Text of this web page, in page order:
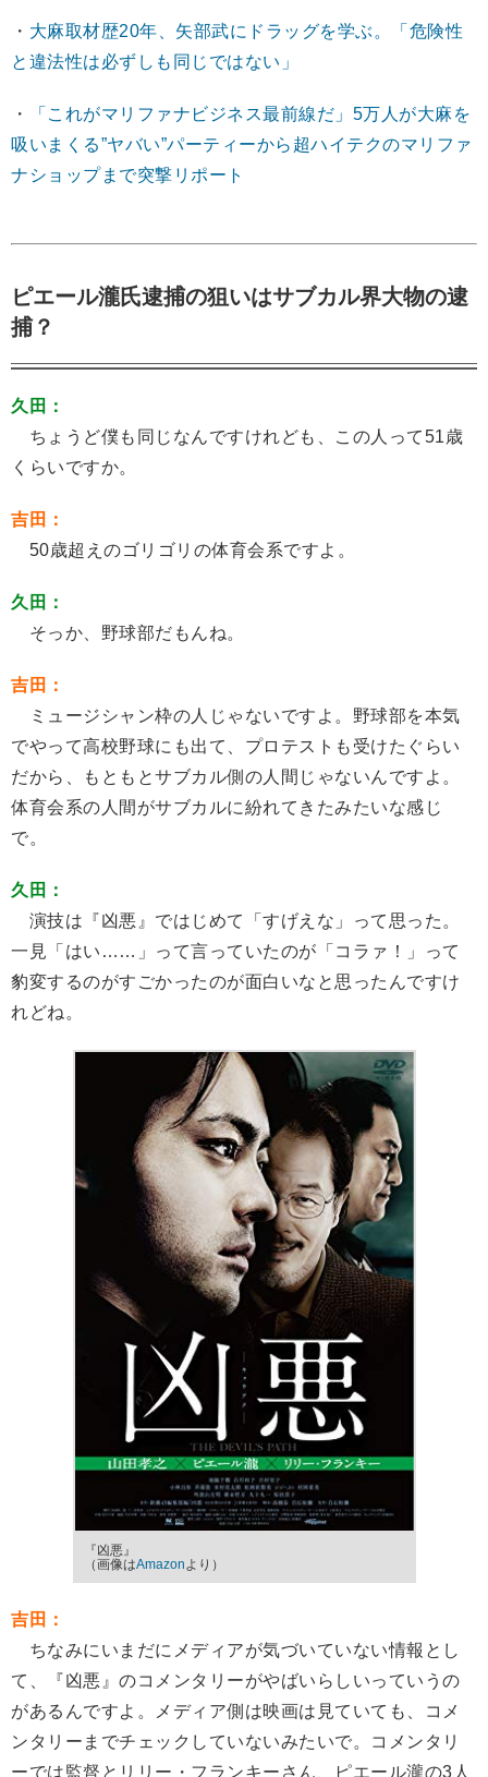
・ 大麻取材歴20年、矢部武にドラッグを学ぶ。「危険性
と違法性は必ずしも同じではない」
・
「これがマリファナビジネス最前線だ」5万人が大麻を
吸いまくる”ヤバい”パーティーから超ハイテクのマリファ
ナショップまで突撃リポート
ピエール瀧氏逮捕の狙いはサブカル界大物の逮
捕？
久田：
ちょうど僕も同じなんですけれども、この人って51歳
くらいですか。
吉田：
50歳超えのゴリゴリの体育会系ですよ。
久田：
そっか、野球部だもんね。
吉田：
ミュージシャン枠の人じゃないですよ。野球部を本気
でやって高校野球にも出て、プロテストも受けたぐらい
だから、もともとサブカル側の人間じゃないんですよ。
体育会系の人間がサブカルに紛れてきたみたいな感じ
で。
久田：
演技は『凶悪』ではじめて「すげえな」って思った。
一見「はい……」って言っていたのが「コラァ！」って
豹変するのがすごかったのが面白いなと思ったんですけ
れどね。
『凶悪』
（画像はAmazonより）
吉田：
ちなみにいまだにメディアが気づいていない情報とし
て、『凶悪』のコメンタリーがやばいらしいっていうの
があるんですよ。メディア側は映画は見ていても、コメ
ンタリーまでチェックしていないみたいで。コメンタリ
ーでは監督とリリー・フランキーさん、ピエール瀧の3人